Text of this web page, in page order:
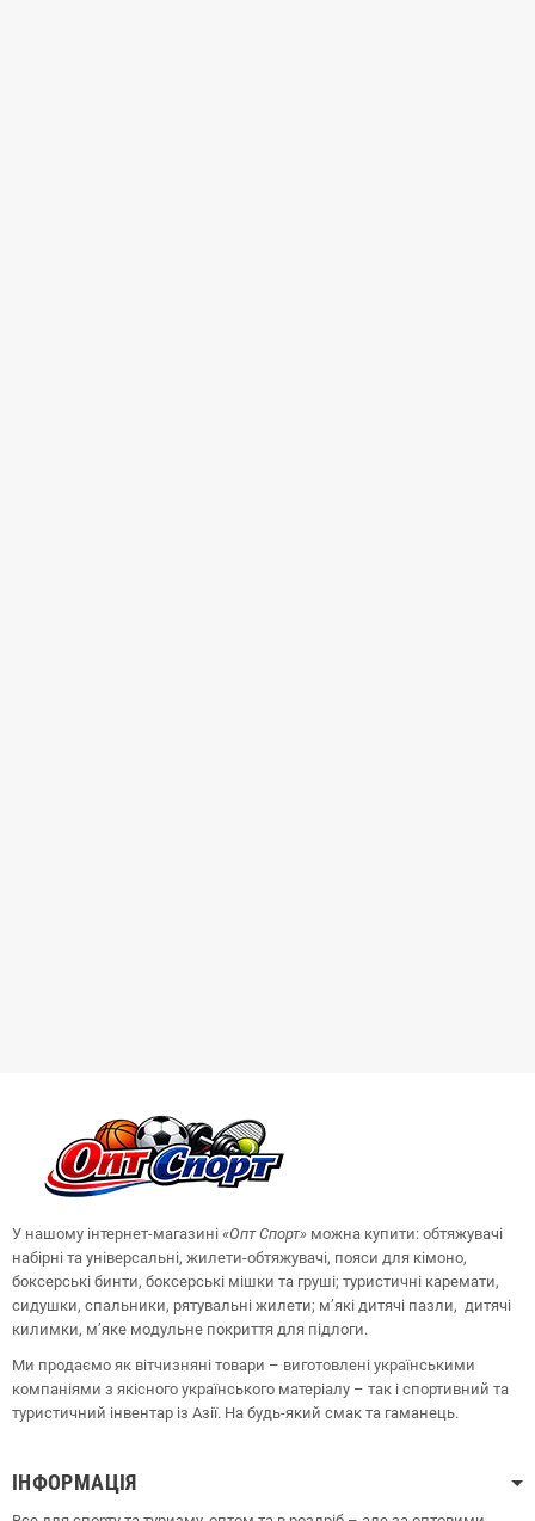
У нашому інтернет-магазині «ОптСпорт» можна купити: обтяжувачі
набірні та універсальні, жилети-обтяжувачі, пояси для кімоно,
боксерські бинти, боксерські мішки та груші; туристичні каремати,
сидушки, спальники, рятувальні жилети; м’які дитячі пазли, дитячі
килимки, м’яке модульне покриття для підлоги.
Ми продаємо як вітчизняні товари – виготовлені українськими
компаніями з якісного українського матеріалу – так і спортивний та
туристичний інвентар із Азії. На будь-який смак та гаманець.
ІНФОРМАЦІЯ